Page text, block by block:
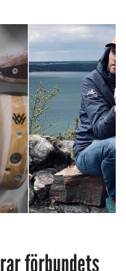
förbundets